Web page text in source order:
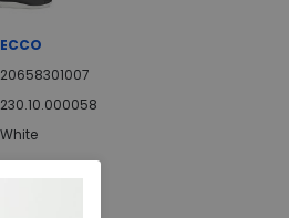
ECCO
20658301007
230.10.000058
White